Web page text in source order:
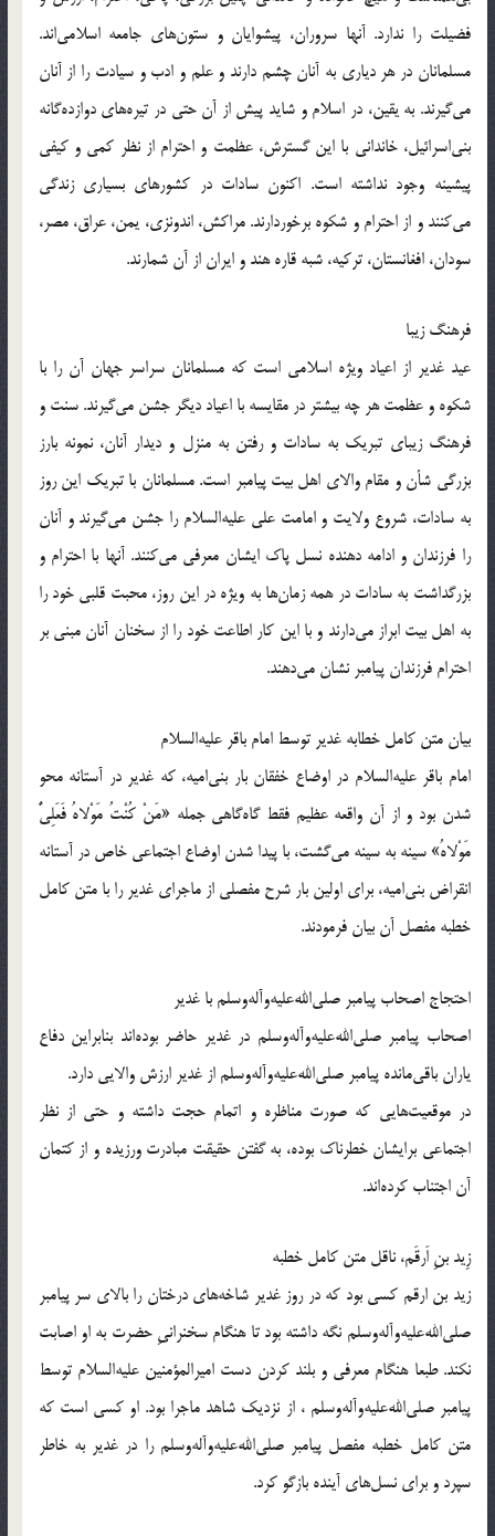
فضیلت را ندارد. آنها سروران، پیشوایان و ستون‌های جامعه اسلامی‌اند.
مسلمانان در هر دیاری به آنان چشم دارند و علم و ادب و سیادت را از آنان
می‌گیرند. به یقین، در اسلام و شاید پیش از آن حتی در تیره‌های دوازده‌گانه
بنی‌اسرائیل، خاندانی با این گسترش، عظمت و احترام از نظر کمی و کیفی
پیشینه وجود نداشته است. اکنون سادات در کشورهای بسیاری زندگی
می‌کنند و از احترام و شکوه برخوردارند. مراکش، اندونزی، یمن، عراق، مصر،
سودان، افغانستان، ترکیه، شبه قاره هند و ایران از آن شمارند.
فرهنگ زیبا
عید غدیر از اعیاد ویژه اسلامی است که مسلمانان سراسر جهان آن را با
شکوه و عظمت هر چه بیشتر در مقایسه با اعیاد دیگر جشن می‌گیرند. سنت و
فرهنگ زیبای تبریک به سادات و رفتن به منزل و دیدار آنان، نمونه بارز
بزرگی شأن و مقام والای اهل بیت پیامبر است. مسلمانان با تبریک این روز
به سادات، شروع ولایت و امامت علی علیه‌السلام را جشن می‌گیرند و آنان
را فرزندان و ادامه دهنده نسل پاک ایشان معرفی می‌کنند. آنها با احترام و
بزرگداشت به سادات در همه زمان‌ها به ویژه در این روز، محبت قلبی خود را
به اهل بیت ابراز می‌دارند و با این کار اطاعت خود را از سخنان آنان مبنی بر
احترام فرزندان پیامبر نشان می‌دهند.
بیان متن کامل خطابه غدیر توسط امام باقر علیه‌السلام
امام باقر علیه‌السلام در اوضاع خفقان بار بنی‌امیه، که غدیر در آستانه محو
شدن بود و از آن واقعه عظیم فقط گاه‌گاهی جمله «مَنْ کُنْتُ مَوْلاهُ فَعَلِیٌّ
مَوْلاهُ» سینه به سینه می‌گشت، با پیدا شدن اوضاع اجتماعی خاص در آستانه
انقراض بنی‌امیه، برای اولین بار شرح مفصلی از ماجرای غدیر را با متن کامل
خطبه مفصل آن بیان فرمودند.
احتجاج اصحاب پیامبر صلی‌الله‌علیه‌و‌آله‌وسلم با غدیر
اصحاب پیامبر صلی‌الله‌علیه‌و‌آله‌وسلم در غدیر حاضر بوده‌اند بنابراین دفاع
یاران باقی‌مانده پیامبر صلی‌الله‌علیه‌و‌آله‌وسلم از غدیر ارزش والایی دارد.
در موقعیت‌هایی که صورت مناظره و اتمام حجت داشته و حتی از نظر
اجتماعی برایشان خطرناک بوده، به گفتن حقیقت مبادرت ورزیده و از کتمان
آن اجتناب کرده‌اند.
زِید بنِ اَرقَم، ناقل متن کامل خطبه
زید بن ارقم کسی بود که در روز غدیر شاخه‌های درختان را بالای سر پیامبر
صلی‌الله‌علیه‌و‌آله‌وسلم نگه داشته بود تا هنگام سخنرانیِ حضرت به او اصابت
نکند. طبعا هنگام معرفی و بلند کردن دست امیرالمؤمنین علیه‌السلام توسط
پیامبر صلی‌الله‌علیه‌و‌آله‌وسلم ، از نزدیک شاهد ماجرا بود. او کسی است که
متن کامل خطبه مفصل پیامبر صلی‌الله‌علیه‌و‌آله‌وسلم را در غدیر به خاطر
سپرد و برای نسل‌های آینده بازگو کرد.